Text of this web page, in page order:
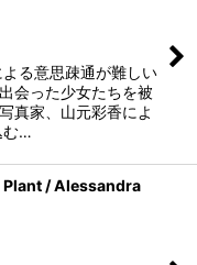
る意思疎通が難しい
会った少女たちを被
真家、山元彩香によ
む…
/ Alessandra